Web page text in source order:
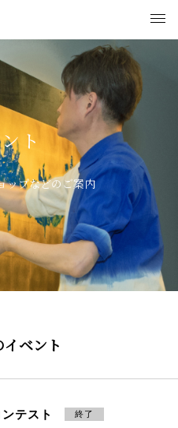
ト
ップなどのご案内
ベント
テスト 終了